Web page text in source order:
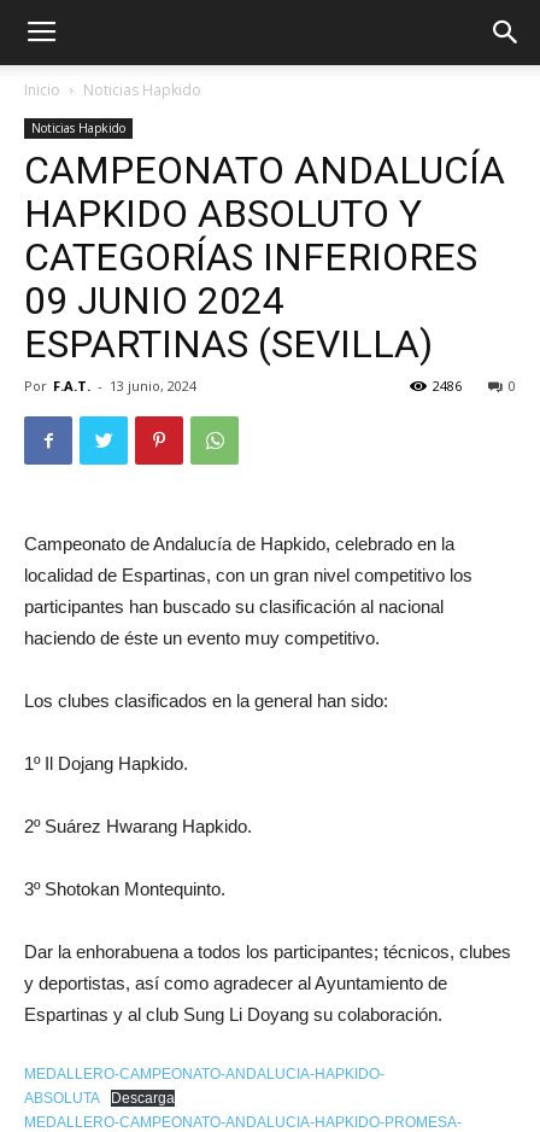
Inicio Noticias Hapkido
Noticias Hapkido
CAMPEONATO ANDALUCÍA
HAPKIDO ABSOLUTO Y
CATEGORÍAS INFERIORES
09 JUNIO 2024
ESPARTINAS (SEVILLA)
Por F.A.T. - 13 junio, 2024 0
2486
Campeonato de Andalucía de Hapkido, celebrado en la
localidad de Espartinas, con un gran nivel competitivo los
participantes han buscado su clasificación al nacional
haciendo de éste un evento muy competitivo.
Los clubes clasificados en la general han sido:
1º Il Dojang Hapkido.
2º Suárez Hwarang Hapkido.
3º Shotokan Montequinto.
Dar la enhorabuena a todos los participantes; técnicos, clubes
y deportistas, así como agradecer al Ayuntamiento de
Espartinas y al club Sung Li Doyang su colaboración.
MEDALLERO-CAMPEONATO-ANDALUCIA-HAPKIDO-
ABSOLUTA
Descarga
MEDALLERO-CAMPEONATO-ANDALUCIA-HAPKIDO-PROMESA-